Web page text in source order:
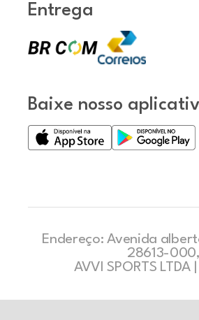
Entrega
Baixe nosso
Endereço: Avenida
28613-
AVVI SPORTS